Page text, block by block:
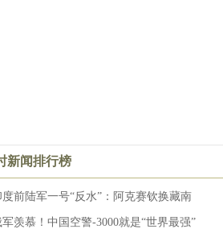
新闻排行榜
度前陆军一号“反水”：阿克赛钦换藏南
军羡慕！中国空警-3000就是“世界最强”